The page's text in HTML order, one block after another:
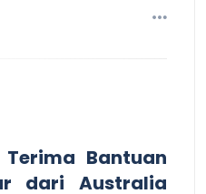
Bantuan
dari Australia